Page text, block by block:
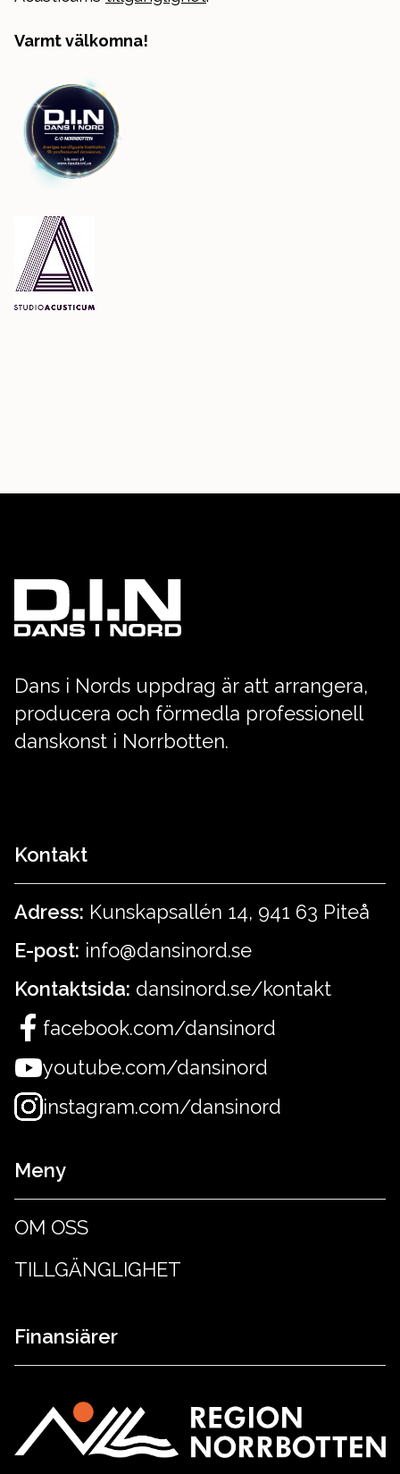
Varmt välkomna!
Dans i Nords uppdrag är att arrangera,
producera och förmedla professionell
danskonst i Norrbotten.
Kontakt
Adress: Kunskapsallén 14, 941 63 Piteå
E-post: info@dansinord.se
Kontaktsida: dansinord.se/kontakt
facebook.com/dansinord
youtube.com/dansinord
instagram.com/dansinord
Meny
OM OSS
TILLGÄNGLIGHET
Finansiärer